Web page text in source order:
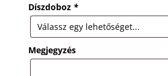
Díszdoboz *
Megjegyzés